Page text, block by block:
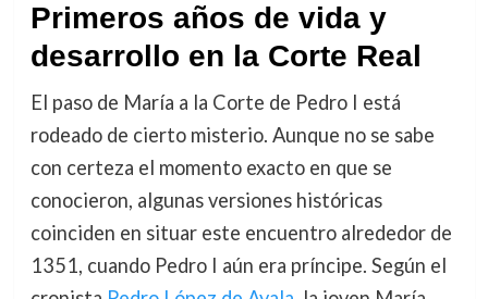
Primeros años de vida y
desarrollo en la Corte Real
El paso de María a la Corte de Pedro I está
rodeado de cierto misterio. Aunque no se sabe
con certeza el momento exacto en que se
conocieron, algunas versiones históricas
coinciden en situar este encuentro alrededor de
1351, cuando Pedro I aún era príncipe. Según el